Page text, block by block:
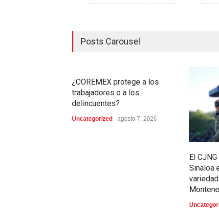
Posts Carousel
¿COREMEX protege a los
trabajadores o a los
delincuentes?
Uncategorized agosto 7, 2026
El
Sinaloa